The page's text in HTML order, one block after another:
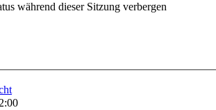
während dieser Sitzung verbergen